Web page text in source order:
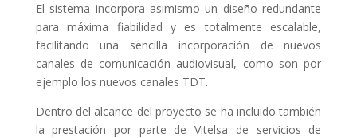
El sistema incorpora asimismo un diseño redundante
para máxima fiabilidad y es totalmente escalable,
facilitando una sencilla incorporación de nuevos
canales de comunicación audiovisual, como son por
ejemplo los nuevos canales TDT.
Dentro del alcance del proyecto se ha incluido también
la prestación por parte de Vitelsa de servicios de